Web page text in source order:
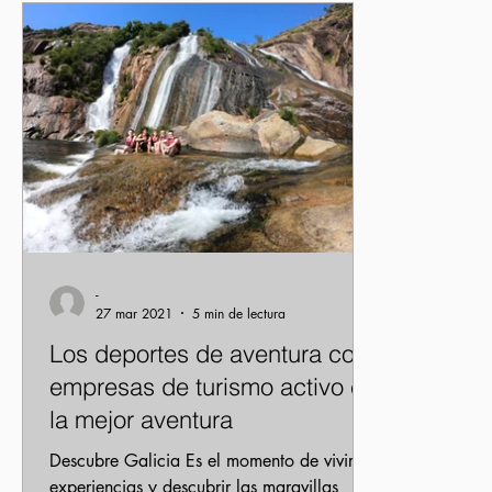
Actividades escolares Prevención y seguridad
Los deportes de aventura con
empresas de turismo activo es
la mejor aventura
Descubre Galicia Es el momento de vivir
experiencias y descubrir las maravillas
-
27 mar 2021
5 min de lectura